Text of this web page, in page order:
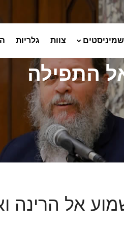
שמיניסטים צוות גלריות
התפילה
אל הרינה